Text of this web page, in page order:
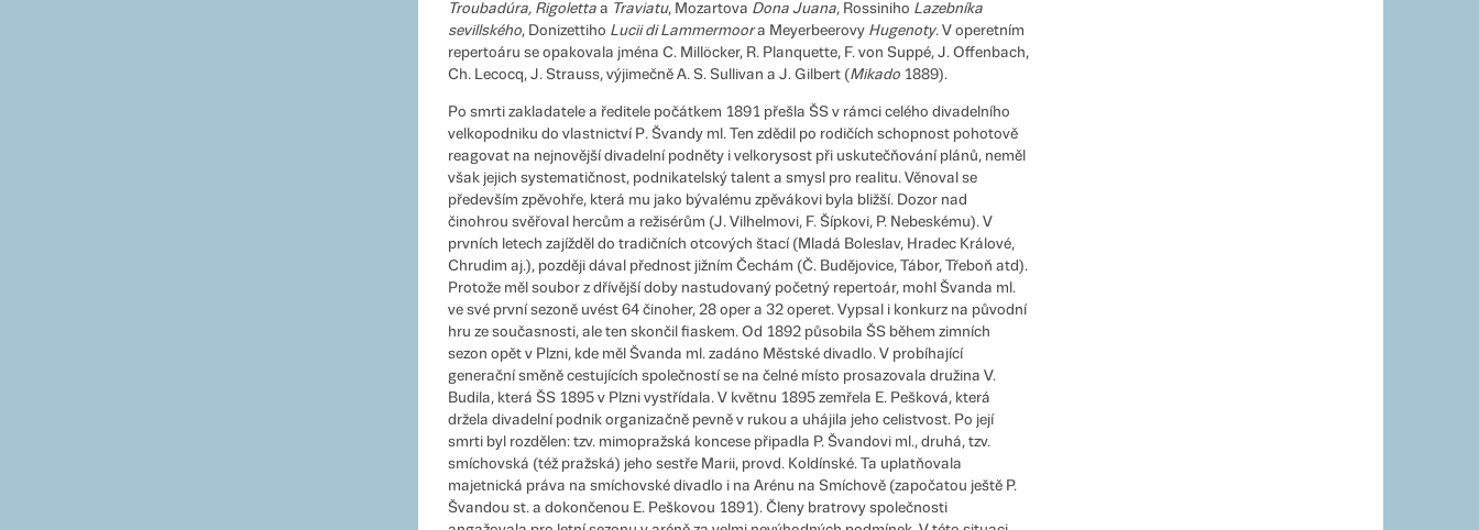
Troubadúra, Rigoletta a Traviatu, Mozartova Dona Juana, Rossiniho Lazebníka
sevillského, Donizettiho Lucii di Lammermoora Meyerbeerovy Hugenoty. V operetním
repertoáru se opakovala jména C. Millöcker, R. Planquette, F. von Suppé, J. Offenbach,
Ch. Lecocq, J. Strauss, výjimečně A. S. Sullivan a J. Gilbert (Mikado 1889).
Po smrti zakladatele a ředitele počátkem 1891 přešla ŠS v rámci celého divadelního
velkopodniku do vlastnictví P. Švandy ml. Ten zdědil po rodičích schopnost pohotově
reagovat na nejnovější divadelní podněty i velkorysost při uskutečňování plánů, neměl
však jejich systematičnost, podnikatelský talent a smysl pro realitu. Věnoval se
především zpěvohře, která mu jako bývalému zpěvákovi byla bližší. Dozor nad
činohrou svěřoval hercům a režisérům (J. Vilhelmovi, F. Šípkovi, P. Nebeskému). V
prvních letech zajížděl do tradičních otcových štací (Mladá Boleslav, Hradec Králové,
Chrudim aj.), později dával přednost jižním Čechám (Č. Budějovice, Tábor, Třeboň atd).
Protože měl soubor z dřívější doby nastudovaný početný repertoár, mohl Švanda ml.
ve své první sezoně uvést 64 činoher, 28 oper a 32 operet. Vypsal i konkurz na původní
hru ze současnosti, ale ten skončil fiaskem. Od 1892 působila ŠS během zimních
sezon opět v Plzni, kde měl Švanda ml. zadáno Městské divadlo. V probíhající
generační směně cestujících společností se na čelné místo prosazovala družina V.
Budila, která ŠS 1895 v Plzni vystřídala. V květnu 1895 zemřela E. Pešková, která
držela divadelní podnik organizačně pevně v rukou a uhájila jeho celistvost. Po její
smrti byl rozdělen: tzv. mimopražská koncese připadla P. Švandovi ml., druhá, tzv.
smíchovská (též pražská) jeho sestře Marii, provd. Koldínské. Ta uplatňovala
majetnická práva na smíchovské divadlo i na Arénu na Smíchově (započatou ještě P.
Švandou st. a dokončenou E. Peškovou 1891). Členy bratrovy společnosti